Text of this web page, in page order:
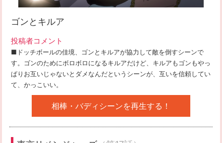
ゴンとキルア
投稿者コメント
■ドッチボールの佳境、ゴンとキルアが協力して敵を倒すシーンで
す。ゴンのためにボロボロになるキルアだけど、キルアもゴンもやっ
ぱりお互いじゃないとダメなんだというシーンが、互いを信頼してい
て、かっこいい。
相棒・バディシーンを再生する！